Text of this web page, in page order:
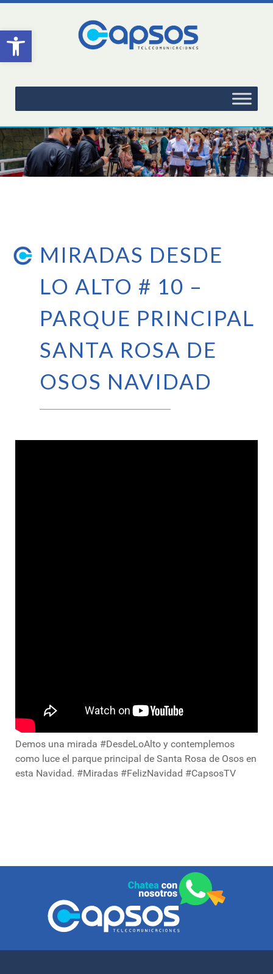
Abrir barra de herramientas
MIRADAS DESDE
LO ALTO # 10 –
PARQUE PRINCIPAL
SANTA ROSA DE
OSOS NAVIDAD
Demos una mirada #DesdeLoAlto y contemplemos
como luce el parque principal de Santa Rosa de Osos en
esta Navidad. #Miradas #FelizNavidad #CapsosTV